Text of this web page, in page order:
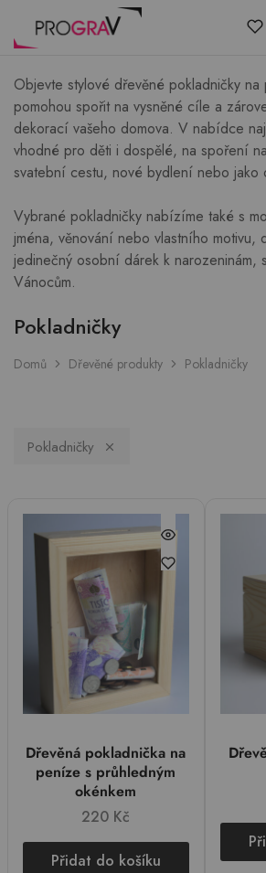
Objevte stylové dřevěné pokladničky
pomohou spořit na vysněné cíle a
dekorací vašeho domova. V nabídce
vhodné pro děti i dospělé, na spoření
svatební cestu, nové bydlení nebo jako
Vybrané pokladničky nabízíme také s
jména, věnování nebo vlastního motivu,
jedinečný osobní dárek k narozeninám,
Vánocům.
Pokladničky
Domů Dřevěné produkty Pokladničky
Pokladničky
Dřevěná pokladnička na
peníze s průhledným
okénkem
220 Kč
Přidat do košíku